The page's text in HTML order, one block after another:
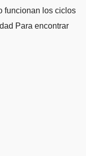
funcionan los ciclos
Para encontrar